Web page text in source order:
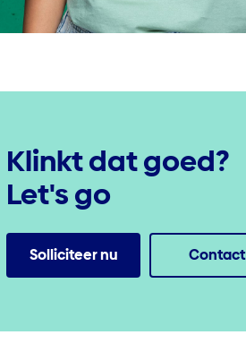
Klinkt dat goed?
Let's go
Solliciteer nu Contact